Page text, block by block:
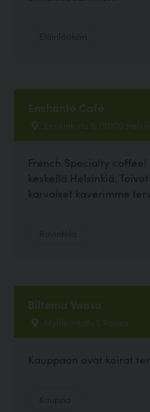
Enchanté Café
Eerikinkatu 9, 00100
French Specialty
keskellä Helsinkiä.
karvaiset kaverimme
Biltema Vaasa
Myllärinkatu 1, Vaasa
Kauppaan ovat koirat